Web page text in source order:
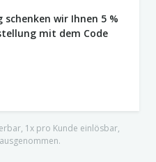
wir Ihnen 5 %
mit dem Code
1x pro Kunde einlösbar,